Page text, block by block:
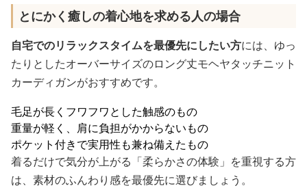
とにかく癒しの着心地を求める人の場合
自宅でのリラックスタイムを最優先にしたい方には、ゆっ
たりとしたオーバーサイズのロング丈モヘヤタッチニット
カーディガンがおすすめです。
毛足が長くフワフワとした触感のもの
重量が軽く、肩に負担がかからないもの
ポケット付きで実用性も兼ね備えたもの
着るだけで気分が上がる「柔らかさの体験」を重視する方
は、素材のふんわり感を最優先に選びましょう。